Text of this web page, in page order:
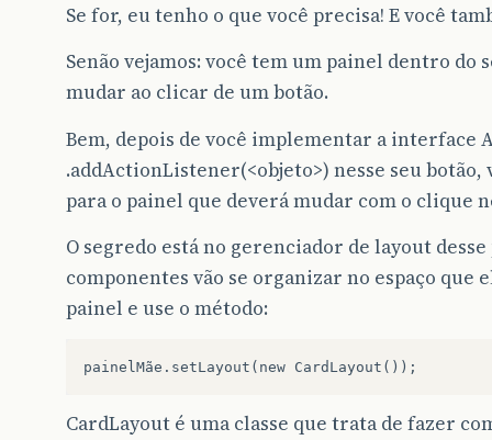
Se for, eu tenho o que você precisa! E você
Senão vejamos: você tem um painel dentro do
mudar ao clicar de um botão.
Bem, depois de você implementar a interface
.addActionListener(<objeto>) nesse seu botão,
para o painel que deverá mudar com o clique
O segredo está no gerenciador de layout
componentes vão se organizar no espaço que
painel e use o método:
CardLayout é uma classe que trata de fazer